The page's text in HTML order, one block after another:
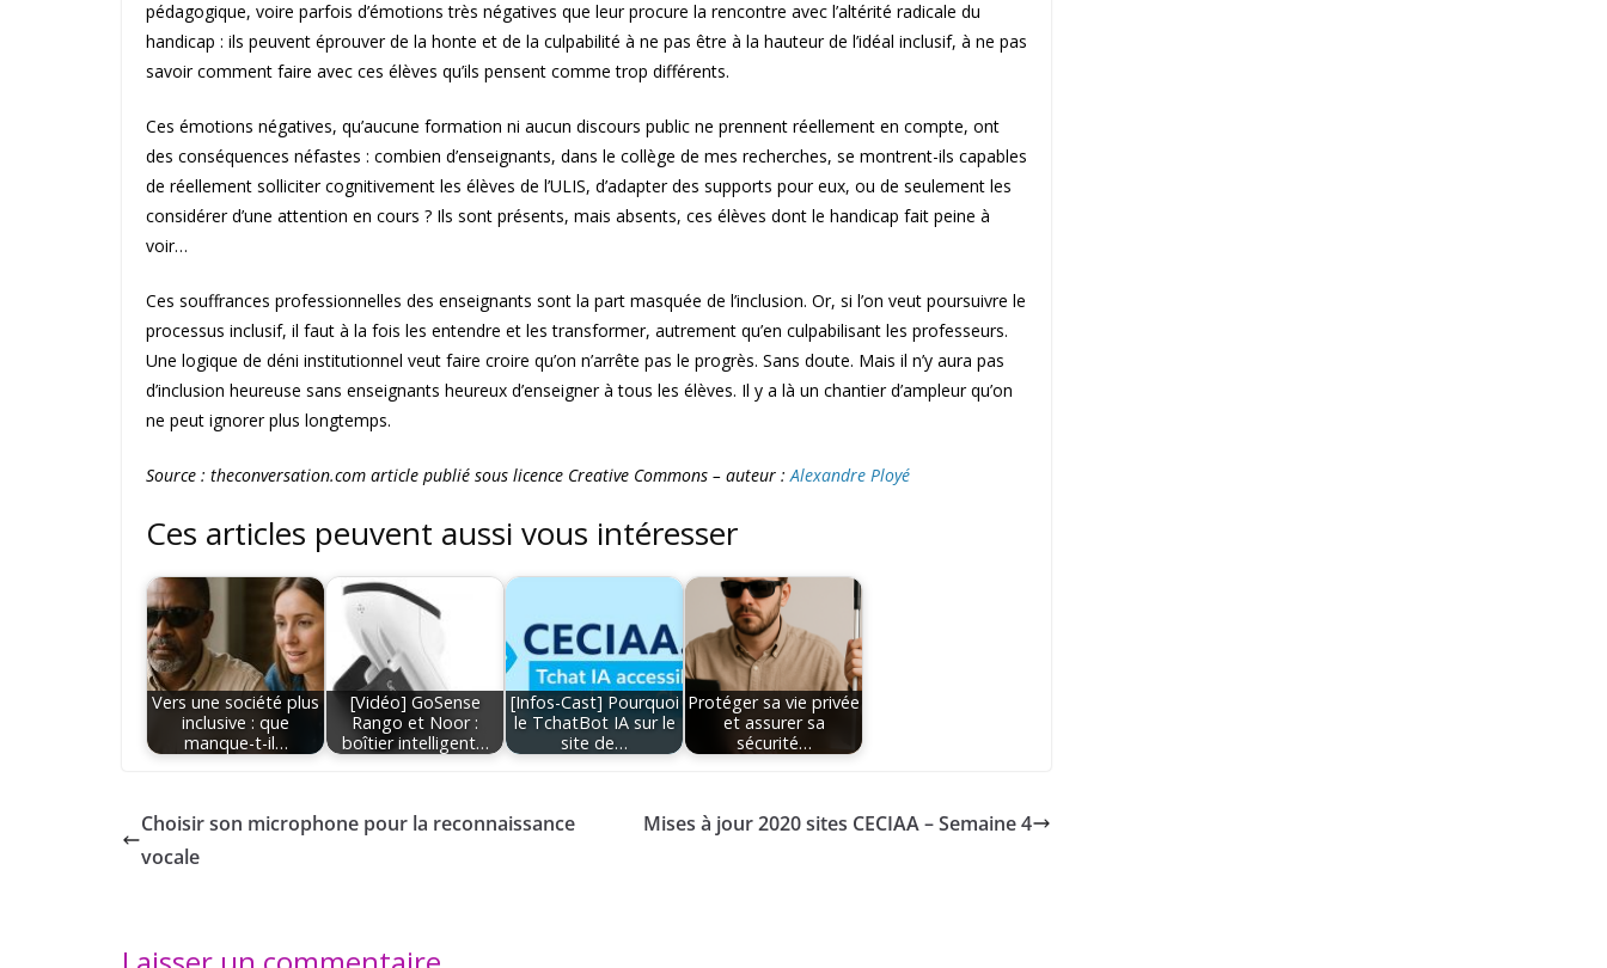
pédagogique, voire parfois d’émotions très négatives que leur procure la rencontre avec l’altérité radicale du
handicap : ils peuvent éprouver de la honte et de la culpabilité à ne pas être à la hauteur de l’idéal inclusif, à ne pas
savoir comment faire avec ces élèves qu’ils pensent comme trop différents.
Ces émotions négatives, qu’aucune formation ni aucun discours public ne prennent réellement en compte, ont
des conséquences néfastes : combien d’enseignants, dans le collège de mes recherches, se montrent-ils capables
de réellement solliciter cognitivement les élèves de l’ULIS, d’adapter des supports pour eux, ou de seulement les
considérer d’une attention en cours ? Ils sont présents, mais absents, ces élèves dont le handicap fait peine à
voir…
Ces souffrances professionnelles des enseignants sont la part masquée de l’inclusion. Or, si l’on veut poursuivre le
processus inclusif, il faut à la fois les entendre et les transformer, autrement qu’en culpabilisant les professeurs.
Une logique de déni institutionnel veut faire croire qu’on n’arrête pas le progrès. Sans doute. Mais il n’y aura pas
d’inclusion heureuse sans enseignants heureux d’enseigner à tous les élèves. Il y a là un chantier d’ampleur qu’on
ne peut ignorer plus longtemps.
Source : theconversation.com article publié sous licence Creative Commons – auteur :Alexandre Ployé
Ces articles peuvent aussi vous intéresser
Vers une société plus
inclusive : que
manque-t-il…
[Vidéo] GoSense
Rango et Noor :
boîtier intelligent…
[Infos-Cast] Pourquoi
le TchatBot IA sur le
site de…
Protéger sa vie privée
et assurer sa
sécurité…
Choisir son microphone pour la reconnaissance
vocale
Mises à jour 2020 sites CECIAA – Semaine 4